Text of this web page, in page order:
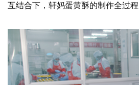
互结合下，轩妈蛋黄酥的制作全过程